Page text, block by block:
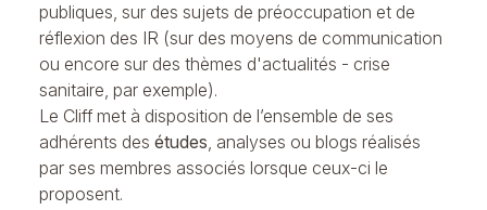
publiques, sur des sujets de préoccupation et de
réflexion des IR (sur des moyens de communication
ou encore sur des thèmes d'actualités - crise
sanitaire, par exemple).
Le Cliff met à disposition de l’ensemble de ses
adhérents des études, analyses ou blogs réalisés
par ses membres associés lorsque ceux-ci le
proposent.